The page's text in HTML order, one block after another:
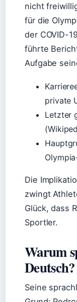
nicht
für die
der COVID-
führte
Aufgabe
private
Letzter
Die
zwingt
Glück, dass
Sportler.
Warum
Deutsch?
Seine